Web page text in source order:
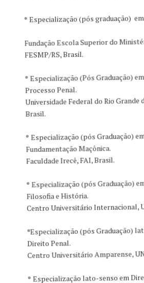
*Especialização (pós graduação)
Fundação Escola Superior do
FESMP/RS, Brasil.
*Especialização (Pós Graduação)
Processo Penal.
Universidade Federal do Rio Grande
Brasil.
*Especialização (pós Graduação)
Fundamentação Maçônica.
Faculdade Irecê, FAI, Brasil.
*Especialização (pós Graduação)
Filosofia e História.
Centro Universitário Internacional,
*Especialização (pós Graduação)
Direito Penal.
Centro Universitário Amparense,
* Especialização lato-senso em